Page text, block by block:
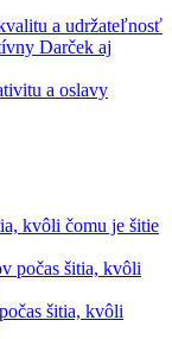
a udržateľnosť
Darček aj
a oslavy
kvôli čomu je šitie
počas šitia, kvôli
šitia, kvôli